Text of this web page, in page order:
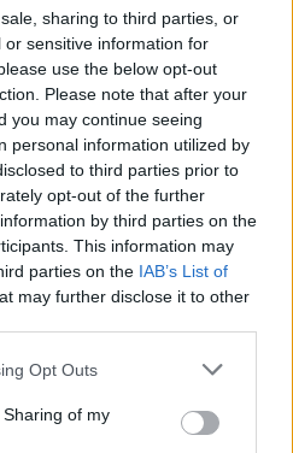
sharing to third parties, or
sensitive information for
use the below opt-out
Please note that after your
you may continue seeing
personal information utilized by
to third parties prior to
opt-out of the further
by third parties on the
This information may
parties on the IAB’s List of
may further disclose it to other
Opt Outs
of my
παραγωγή της ελιάς, η
χρυσό χρώμα και
αυτό το
χωριό Πέτρινα στη
ετησίως 300 τόνοι
και φρουτώδη
φρέσκο.